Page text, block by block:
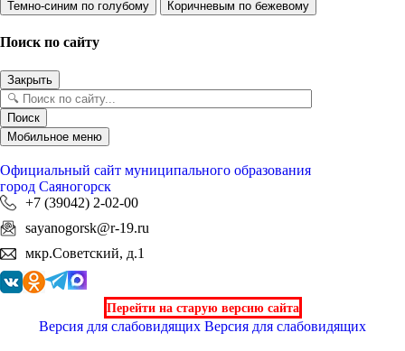
Темно-синим по голубому
Коричневым по бежевому
Поиск по сайту
Закрыть
Поиск
Мобильное меню
Официальный сайт муниципального образования
город Саяногорск
+7 (39042) 2-02-00
sayanogorsk@r-19.ru
мкр.Советский, д.1
Перейти на старую версию сайта
Версия для слабовидящих Версия для слабовидящих